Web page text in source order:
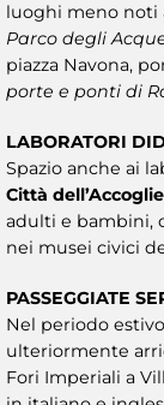
luoghi meno noti
Parco degli
piazza Navona,
porte e ponti di
LABORATORI
Spazio anche ai
Città
adulti e bambini,
nei musei civici
PASSEGGIATE
Nel periodo
ulteriormente
Fori Imperiali a